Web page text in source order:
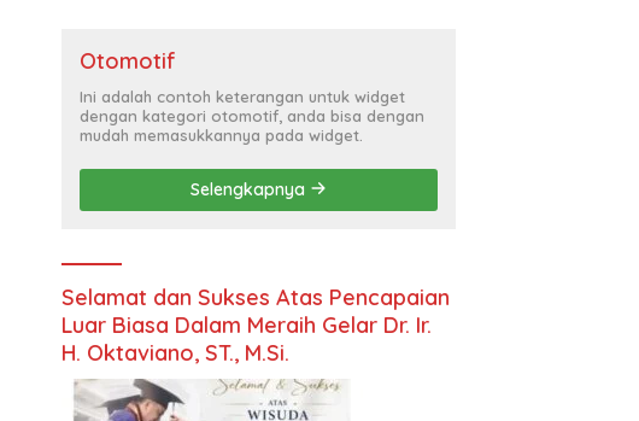
Otomotif
Ini adalah contoh keterangan untuk widget
dengan kategori otomotif, anda bisa dengan
mudah memasukkannya pada widget.
Selengkapnya
Selamat dan Sukses Atas Pencapaian
Luar Biasa Dalam Meraih Gelar Dr. Ir.
H. Oktaviano, ST., M.Si.